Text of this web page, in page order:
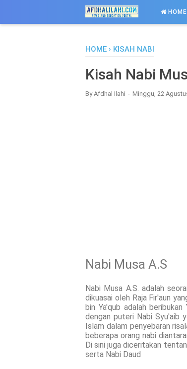
HOME
HOME › KISAH NABI
Kisah Nabi
ByAfdhal Ilahi Minggu, 22
Nabi Musa A.S
Nabi Musa A.S. adalah
dikuasai oleh Raja Fir'aun
bin Ya'qub adalah
dengan puteri Nabi Syu'aib
Islam dalam penyebaran
beberapa orang nabi
Di sini juga diceritakan
serta Nabi Daud